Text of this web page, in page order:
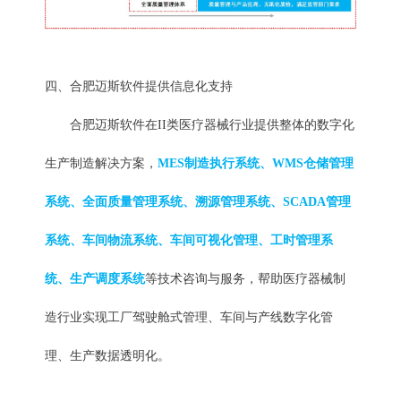
四、合肥迈斯软件提供信息化支持
合肥迈斯软件在II类医疗器械行业提供整体的数字化
生产制造解决方案， MES制造执行系统、WMS仓储管理
系统、全面质量管理系统、溯源管理系统、SCADA管理
系统、车间物流系统、车间可视化管理、工时管理系
统、生产调度系统等技术咨询与服务，帮助医疗器械制
造行业实现工厂驾驶舱式管理、车间与产线数字化管
理、生产数据透明化。